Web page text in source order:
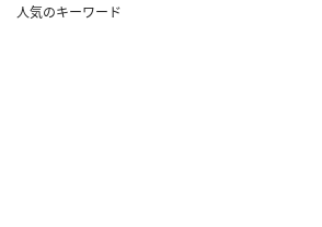
人気のキーワード